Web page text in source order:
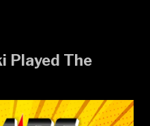
Played The